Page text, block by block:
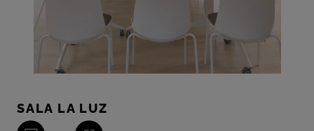
SALA LA LUZ